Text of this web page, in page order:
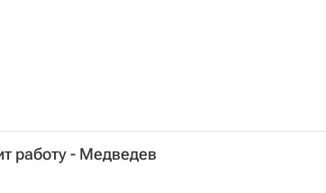
работу - Медведев